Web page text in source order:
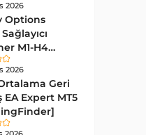
83
498
2026
Options
M1-H4
-
2026
Geri
EA Expert MT5